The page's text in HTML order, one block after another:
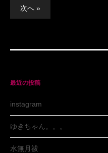
ナ
ゲ
シ
ョ
ン
次へ »
最近の投稿
instagram
ゆきちゃん。。。
水無月祓